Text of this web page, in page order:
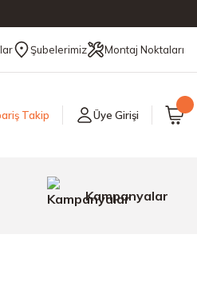
Şubelerimiz Montaj Noktaları
Takip Üye Girişi
Kampanyalar